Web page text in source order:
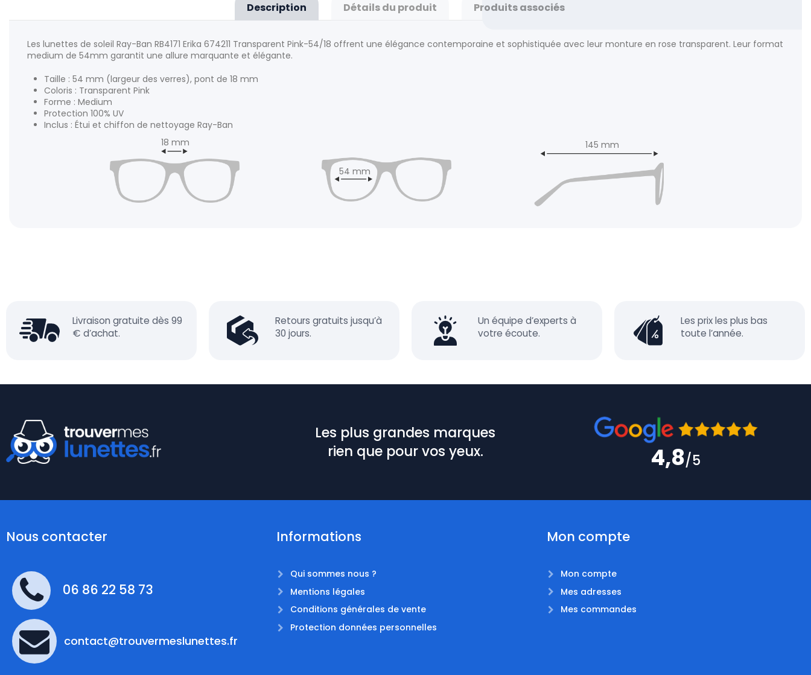
Description Détails du produit Produits associés
Les lunettes de soleil Ray-Ban RB4171 Erika 674211 Transparent Pink-54/18 offrent une élégance contemporaine et sophistiquée avec leur monture en rose transparent. Leur format
medium de 54mm garantit une allure marquante et élégante.
Taille : 54 mm (largeur des verres), pont de 18 mm
Coloris : Transparent Pink
Forme : Medium
Protection 100% UV
Inclus : Étui et chiffon de nettoyage Ray-Ban
18 mm
54 mm
145 mm
Livraison gratuite dès 99
€ d’achat.
Retours gratuits jusqu’à
30 jours.
Un équipe d’experts à
votre écoute.
Les prix les plus bas
toute l’année.
Les plus grandes marques
rien que pour vos yeux.
4,8/5
Nous contacter
06 86 22 58 73
contact@trouvermeslunettes.fr
Informations
Qui sommes nous ?
Mentions légales
Conditions générales de vente
Protection données personnelles
Mon compte
Mon compte
Mes adresses
Mes commandes